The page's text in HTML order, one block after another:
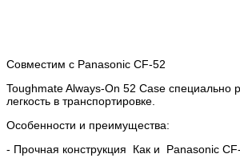
Совместим с Panasonic CF-52
Toughmate Always-On 52 Case специально
легкость в транспортировке.
Особенности и преимущества:
- Прочная конструкция Как и Panasonic